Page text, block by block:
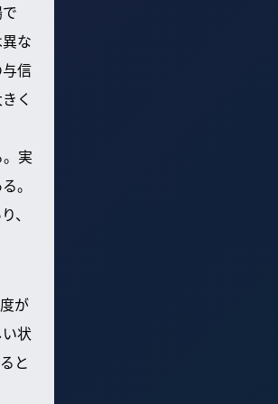
な
信
く
実
。
、
が
状
と